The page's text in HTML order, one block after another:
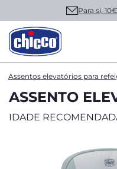
Para si,
Assentos elevatórios para
ASSENTO
IDADE